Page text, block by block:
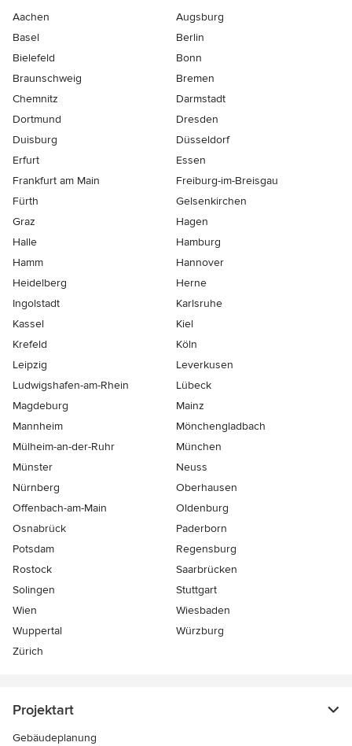
Aachen
Augsburg
Basel
Berlin
Bielefeld
Bonn
Braunschweig
Bremen
Chemnitz
Darmstadt
Dortmund
Dresden
Duisburg
Düsseldorf
Erfurt
Essen
Frankfurt am Main
Freiburg-im-Breisgau
Fürth
Gelsenkirchen
Graz
Hagen
Halle
Hamburg
Hamm
Hannover
Heidelberg
Herne
Ingolstadt
Karlsruhe
Kassel
Kiel
Krefeld
Köln
Leipzig
Leverkusen
Ludwigshafen-am-Rhein
Lübeck
Magdeburg
Mainz
Mannheim
Mönchen­gladbach
Mülheim-an-der-Ruhr
München
Münster
Neuss
Nürnberg
Oberhausen
Offenbach-am-Main
Oldenburg
Osnabrück
Paderborn
Potsdam
Regensburg
Rostock
Saarbrücken
Solingen
Stuttgart
Wien
Wiesbaden
Wuppertal
Würzburg
Zürich
Projektart
Gebäudeplanung